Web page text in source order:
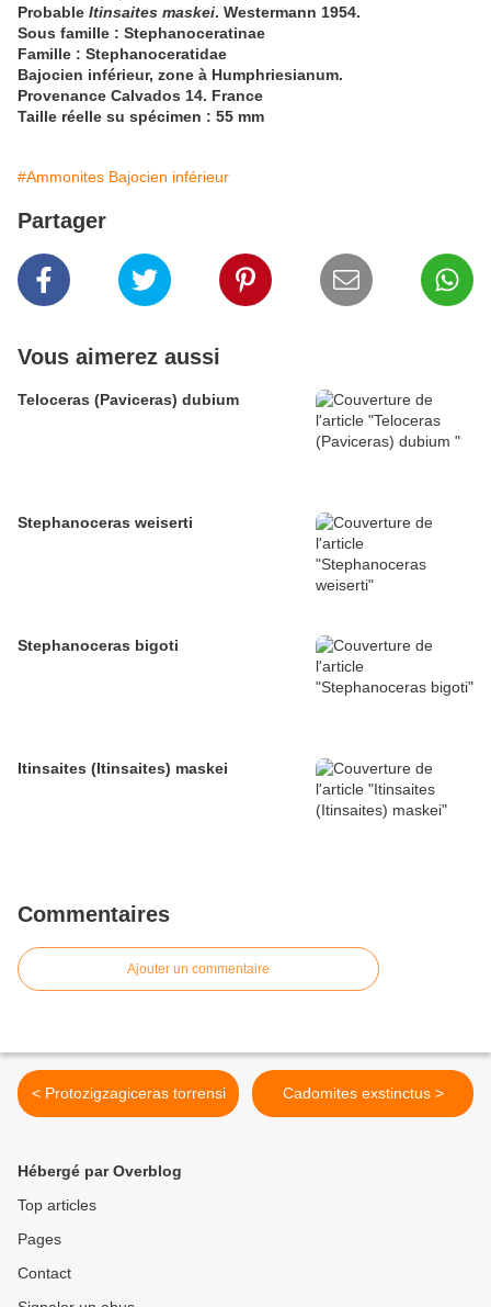
Probable Itinsaites maskei. Westermann 1954.
Sous famille : Stephanoceratinae
Famille : Stephanoceratidae
Bajocien inférieur, zone à Humphriesianum.
Provenance Calvados 14. France
Taille réelle su spécimen : 55 mm
#Ammonites Bajocien inférieur
Partager
Vous aimerez aussi
Teloceras (Paviceras) dubium
Stephanoceras weiserti
Stephanoceras bigoti
Itinsaites (Itinsaites) maskei
Commentaires
Ajouter un commentaire
< Protozigzagiceras torrensi Cadomites exstinctus >
Hébergé par Overblog
Top articles
Pages
Contact